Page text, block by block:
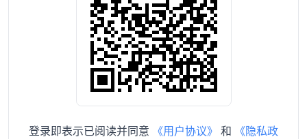
登录即表示已阅读并同意 《用户协议》 和 《隐私政